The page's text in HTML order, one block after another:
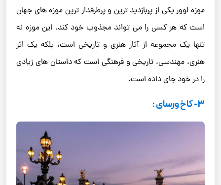
موزه لوور یکی از پربازدید ترین و پرطرفدار ترین موزه های جهان
است که هر کسی را می تواند مجذوب خود کند. این موزه نه
تنها یک مجموعه از آثار هنری و تاریخی است، بلکه یک اثر
هنری، مهندسی، تاریخی و فرهنگی است که داستان های زیادی
را در خود جای داده است.
3- کاخ ورسای :